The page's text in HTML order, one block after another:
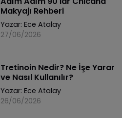
Makyajı Rehberi
Yazar: Ece Atalay
27/06/2026
Tretinoin Nedir? Ne İşe Yarar
ve Nasıl Kullanılır?
Yazar: Ece Atalay
26/06/2026